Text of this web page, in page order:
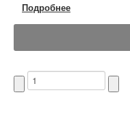
Подробнее